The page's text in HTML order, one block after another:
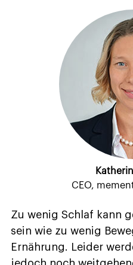
CEO,
Zu wenig Schlaf kann
sein wie zu wenig
Ernährung. Leider